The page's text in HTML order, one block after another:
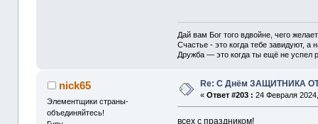
Дай вам Бог того вдвойне, чего
Счастье - это когда тебе завидуют, а
Дружба — это когда ты ещё не успел
nick65
Элементщики страны-
объединяйтесь!
Re: С Днём ЗАЩИТНИКА
«Ответ #203 : 24 Февраля
всех с праздником!